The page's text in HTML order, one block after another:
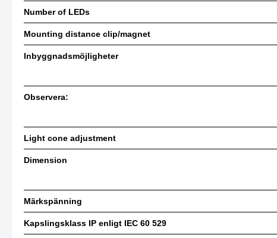
Number of LEDs
Mounting distance clip/magnet
Inbyggnadsmöjligheter
Observera:
Light cone adjustment
Dimension
Märkspänning
Kapslingsklass IP enligt IEC 60 529